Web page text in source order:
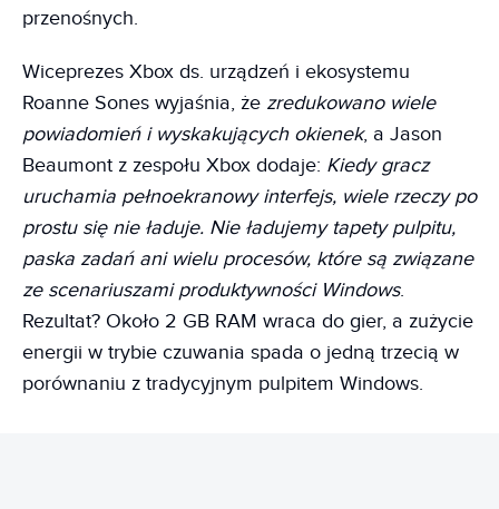
przenośnych.
Wiceprezes Xbox ds. urządzeń i ekosystemu
Roanne Sones wyjaśnia, że zredukowano wiele
powiadomień i wyskakujących okienek, a Jason
Beaumont z zespołu Xbox dodaje: Kiedy gracz
uruchamia pełnoekranowy interfejs, wiele rzeczy po
prostu się nie ładuje. Nie ładujemy tapety pulpitu,
paska zadań ani wielu procesów, które są związane
ze scenariuszami produktywności Windows.
Rezultat? Około 2 GB RAM wraca do gier, a zużycie
energii w trybie czuwania spada o jedną trzecią w
porównaniu z tradycyjnym pulpitem Windows.